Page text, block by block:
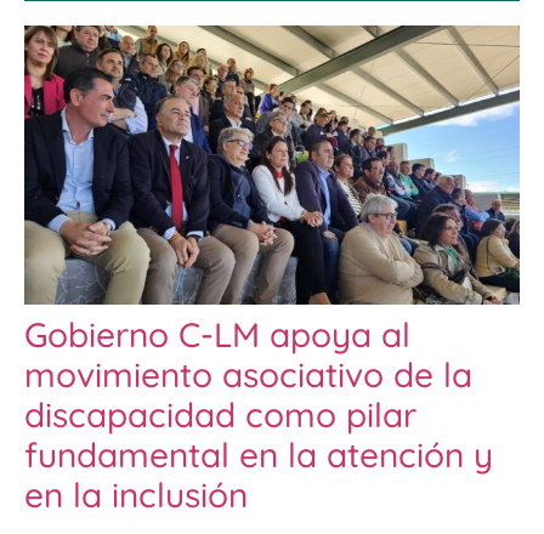
Gobierno C-LM apoya al
movimiento asociativo de la
discapacidad como pilar
fundamental en la atención y
en la inclusión